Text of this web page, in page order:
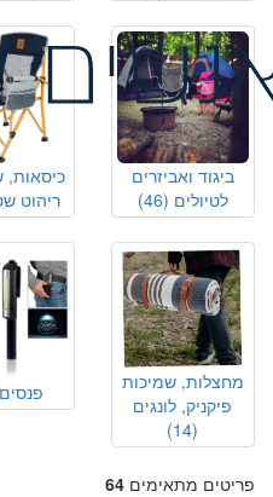
ביגוד ואביזרים
לטיולים (46)
כיסאות,
ריהוט
מחצלות, שמיכות
פיקניק, לונגים
(14)
פנסים
64 פריטים מתאימים